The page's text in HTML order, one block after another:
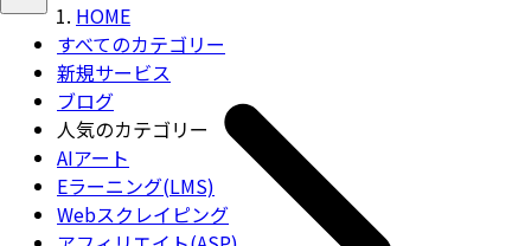
すべてのカテゴリー
新規サービス
ブログ
人気のカテゴリー
AIアート
Eラーニング(LMS)
Webスクレイピング
HOME